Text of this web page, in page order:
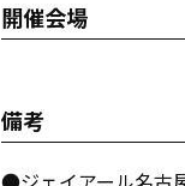
開催会場
備考